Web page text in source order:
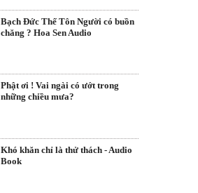
Bạch Đức Thế Tôn Người có buồn
chăng ? Hoa Sen Audio
Phật ơi ! Vai ngài có ướt trong
những chiều mưa?
Khó khăn chỉ là thử thách - Audio
Book